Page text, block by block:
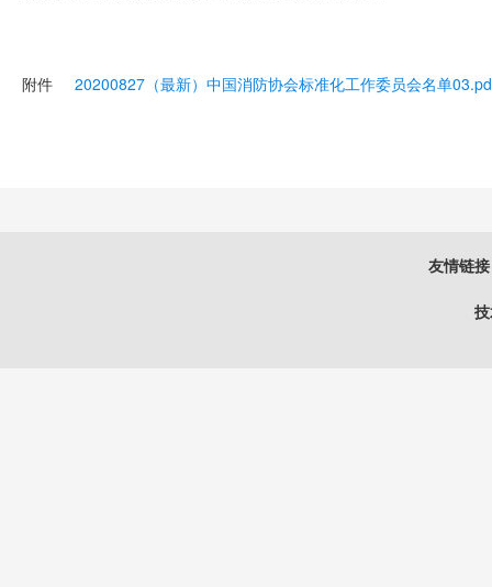
附件 20200827（最新）中国消防协会标准化工作委员会名单
友情链